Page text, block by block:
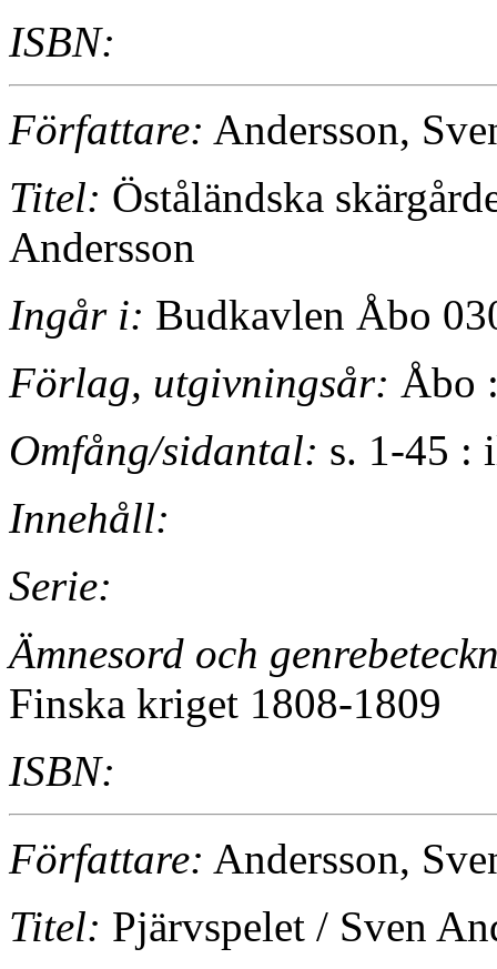
ISBN:
Författare: Andersson,
Titel: Öståländska
Andersson
Ingår i: Budkavlen Åbo
Förlag, utgivningsår: Åbo
Omfång/sidantal: s. 1-45 :
Innehåll:
Serie:
Ämnesord och
Finska kriget 1808-1809
ISBN:
Författare: Andersson,
Titel: Pjärvspelet / Sven